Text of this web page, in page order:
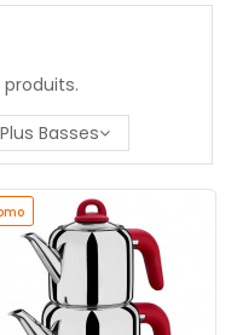
Basses